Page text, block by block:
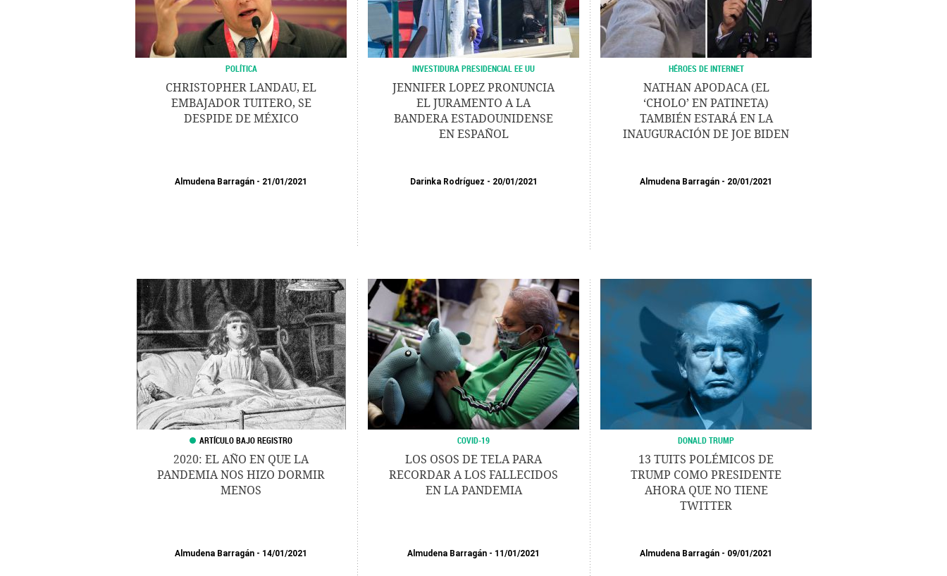
POLÍTICA
CHRISTOPHER LANDAU, EL
EMBAJADOR TUITERO, SE
DESPIDE DE MÉXICO
Almudena Barragán 21/01/2021
INVESTIDURA PRESIDENCIAL EE UU
JENNIFER LOPEZ PRONUNCIA
EL JURAMENTO A LA
BANDERA ESTADOUNIDENSE
EN ESPAÑOL
Darinka Rodríguez 20/01/2021
HÉROES DE INTERNET
NATHAN APODACA (EL
‘CHOLO’ EN PATINETA)
TAMBIÉN ESTARÁ EN LA
INAUGURACIÓN DE JOE BIDEN
Almudena Barragán 20/01/2021
2020: EL AÑO EN QUE LA
PANDEMIA NOS HIZO DORMIR
MENOS
Almudena Barragán 14/01/2021
COVID-19
LOS OSOS DE TELA PARA
RECORDAR A LOS FALLECIDOS
EN LA PANDEMIA
Almudena Barragán 11/01/2021
DONALD TRUMP
13 TUITS POLÉMICOS DE
TRUMP COMO PRESIDENTE
AHORA QUE NO TIENE
TWITTER
Almudena Barragán 09/01/2021